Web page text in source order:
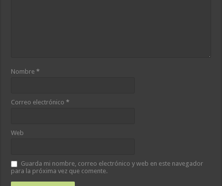
Nombre*
Correo electrónico*
Web
Guarda mi nombre, correo electrónico y web en este navegador
para la próxima vez que comente.